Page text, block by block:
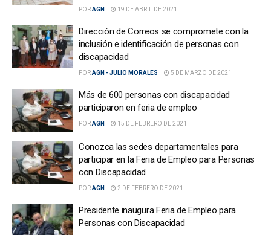
PORAGN 19 DE ABRIL DE 2021
Dirección de Correos se compromete con la
inclusión e identificación de personas con
discapacidad
PORAGN - JULIO MORALES 5 DE MARZO DE 2021
Más de 600 personas con discapacidad
participaron en feria de empleo
PORAGN 15 DE FEBRERO DE 2021
Conozca las sedes departamentales para
participar en la Feria de Empleo para Personas
con Discapacidad
PORAGN 2 DE FEBRERO DE 2021
Presidente inaugura Feria de Empleo para
Personas con Discapacidad